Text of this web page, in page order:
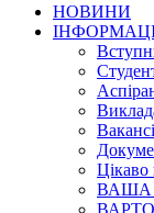
НОВИНИ
Цікаво
ВАША